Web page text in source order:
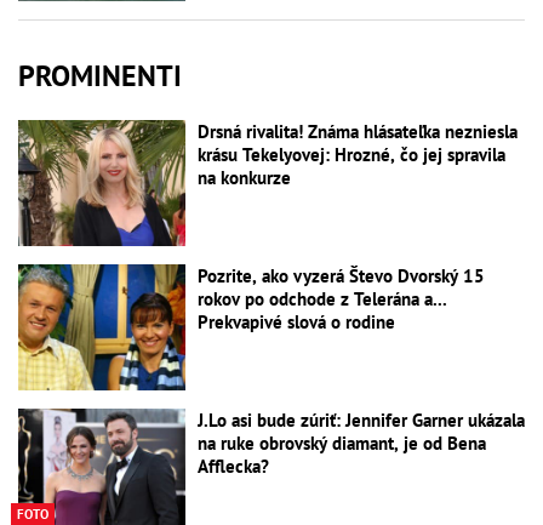
PROMINENTI
Drsná rivalita! Známa hlásateľka nezniesla
krásu Tekelyovej: Hrozné, čo jej spravila
na konkurze
Pozrite, ako vyzerá Števo Dvorský 15
rokov po odchode z Telerána a...
Prekvapivé slová o rodine
FOTO
J.Lo asi bude zúriť: Jennifer Garner ukázala
na ruke obrovský diamant, je od Bena
Afflecka?